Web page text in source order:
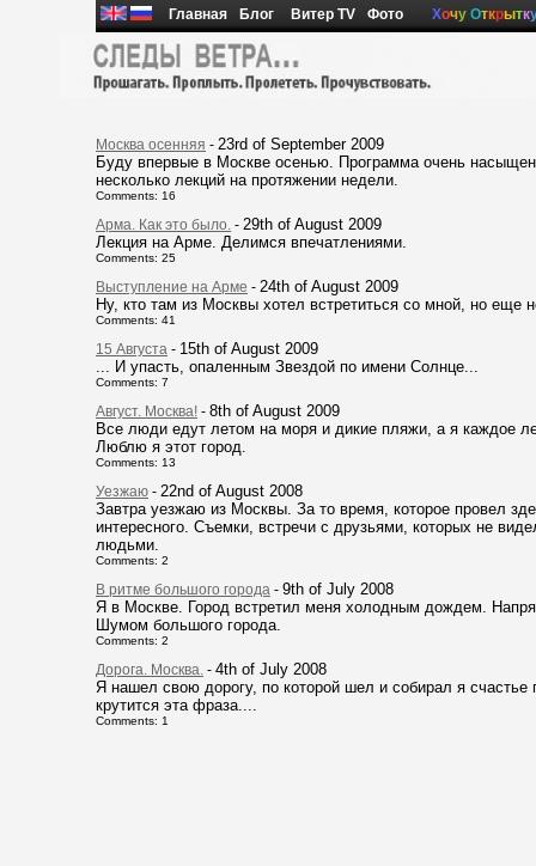
Главная Блог Витер TV Фото Хочу Открытк
Москва осенняя - 23rd of September 2009
Буду впервые в Москве осенью. Программа очень
несколько лекций на протяжении недели.
Comments: 16
Арма. Как это было. - 29th of August 2009
Лекция на Арме. Делимся впечатлениями.
Comments: 25
Выступление на Арме - 24th of August 2009
Ну, кто там из Москвы хотел встретиться со мной, но еще
Comments: 41
15 Августа - 15th of August 2009
... И упасть, опаленным Звездой по имени Солнце...
Comments: 7
Август. Москва! - 8th of August 2009
Все люди едут летом на моря и дикие пляжи, а я каждое
Люблю я этот город.
Comments: 13
Уезжаю - 22nd of August 2008
Завтра уезжаю из Москвы. За то время, которое провел
интересного. Съемки, встречи с друзьями, которых не
людьми.
Comments: 2
В ритме большого города - 9th of July 2008
Я в Москве. Город встретил меня холодным дождем.
Шумом большого города.
Comments: 2
Дорога. Москва. - 4th of July 2008
Я нашел свою дорогу, по которой шел и собирал я счастье
крутится эта фраза....
Comments: 1